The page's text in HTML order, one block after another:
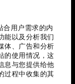
合用户需求的内
能以及分析我们
体、广告和分析
的使用情况，这
息与您提供给他
过程中收集的其